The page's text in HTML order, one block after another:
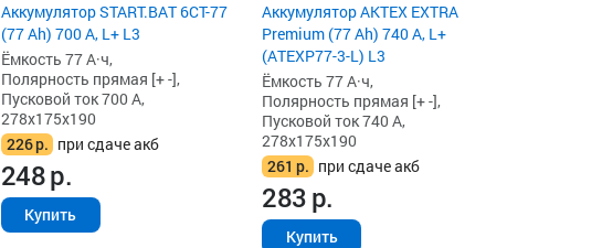
Аккумулятор START.BAT 6СТ-77
(77 Ah) 700 А, L+ L3
Ёмкость 77 А·ч,
Полярность прямая [+ -],
Пусковой ток 700 А,
278x175x190
226р. при сдаче акб
248р.
Купить
Аккумулятор AKTEX EXTRA
Premium (77 Ah) 740 А, L+
(ATEXP77-3-L) L3
Ёмкость 77 А·ч,
Полярность прямая [+ -],
Пусковой ток 740 А,
278x175x190
261 р. при сдаче акб
283р.
Купить